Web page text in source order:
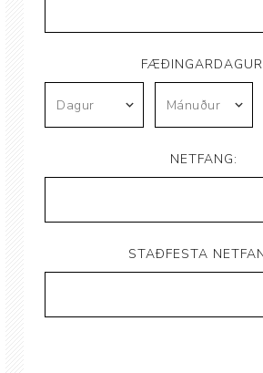
NETFANG:
STAÐFESTA